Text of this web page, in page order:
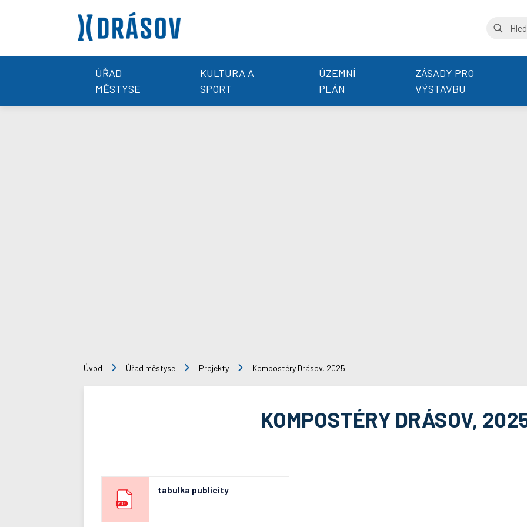
ÚŘAD
MĚSTYSE
KULTURA A
SPORT
ÚZEMNÍ
PLÁN
ZÁSADY PRO
VÝSTAVBU
Úvod Úřad městyse Projekty Kompostéry Drásov, 2025
KOMPOSTÉRY DRÁSOV,
tabulka publicity